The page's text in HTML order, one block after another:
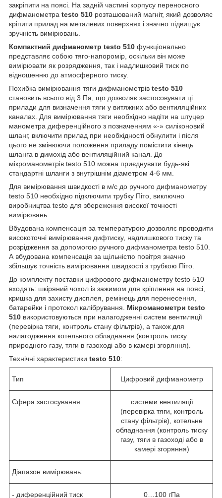
закріпити на поясі. На задній частині корпусу переносного
дифманометра testo 510 розташований магніт, який дозволяє
кріпити прилад на металевих поверхнях і значно підвищує
зручність вимірювань.
Компактний дифманометр testo 510 функціонально
представляє собою тяго-напоромір, оскільки він може
вимірювати як розрядження, так і надлишковий тиск по
відношенню до атмосферного тиску.
Похибка вимірювання тяги дифманометрів testo 510
становить всього від 3 Па, що дозволяє застосовувати ці
прилади для визначення тяги у витяжних або вентиляційних
каналах. Для вимірювання тяги необхідно надіти на штуцер
манометра диференційного з позначенням «-» силіконовий
шланг, включити прилад при необхідності обнулити і після
цього не змінюючи положення приладу помістити кінець
шланга в димохід або вентиляційний канал. До
мікроманометрів testo 510 можна приєднувати будь-які
стандартні шланги з внутрішнім діаметром 4-6 мм.
Для вимірювання швидкості в м/с до ручного дифманометру
testo 510 необхідно підключити трубку Піто, виключно
виробництва testo для збереження високої точності
вимірювань.
Вбудована компенсація за температурою дозволяє проводити
високоточні вимірювання дифтиску, надлишкового тиску та
розрідження за допомогою ручного дифманометра testo 510.
А вбудована компенсація за щільністю повітря значно
збільшує точність вимірювання швидкості з трубкою Піто.
До комплекту поставки цифрового дифманометру testo 510
входять: шкіряний чохол із зажимом для кріплення на поясі,
кришка для захисту дисплея, ремінець для перенесення,
батарейки і протокол калібрування. Мікроманометри testo
510 використовуються при налагодженні систем вентиляції
(перевірка тяги, контроль стану фільтрів), а також для
налагодження котельного обладнання (контроль тиску
природного газу, тяги в газоході або в камері згоряння).
Технічні характеристики testo 510:
Тип Цифровий дифманометр
Сфера застосування
системи вентиляції
(перевірка тяги, контроль
стану фільтрів), котельне
обладнання (контроль тиску
газу, тяги в газоході або в
камері згоряння)
Діапазон вимірювань:
- диференційний тиск 0…100 гПа